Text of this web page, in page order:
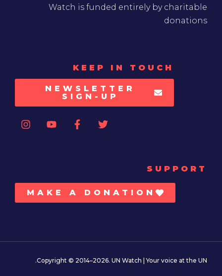
Watch is funded entirely by charitable
donations
KEEP IN TOUCH
NEWSLETTER
SIGN-UP
SUPPORT
MAKE A DONATION
Copyright © 2014–2026. UN Watch | Your voice at the UN.